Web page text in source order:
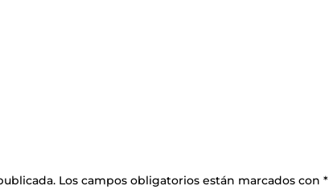
Los campos obligatorios están marcados con*